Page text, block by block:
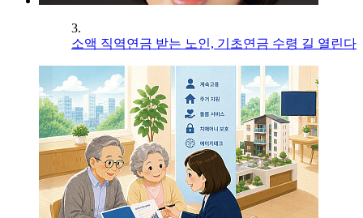
3.
소액 직역연금 받는 노인, 기초연금 수령 길 열린다